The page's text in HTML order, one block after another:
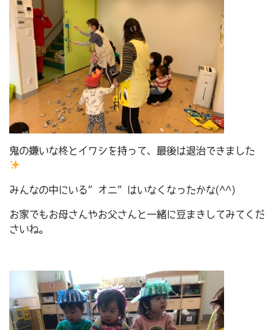
鬼の嫌いな柊とイワシを持って、最後は退治できました
みんなの中にいる”オニ”はいなくなったかな(^^)
お家でもお母さんやお父さんと一緒に豆まきしてみてくだ
さいね。